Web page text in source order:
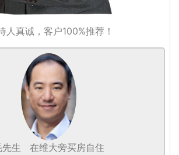
人真诚，客户100%推荐！
先生
在维大旁买房自住